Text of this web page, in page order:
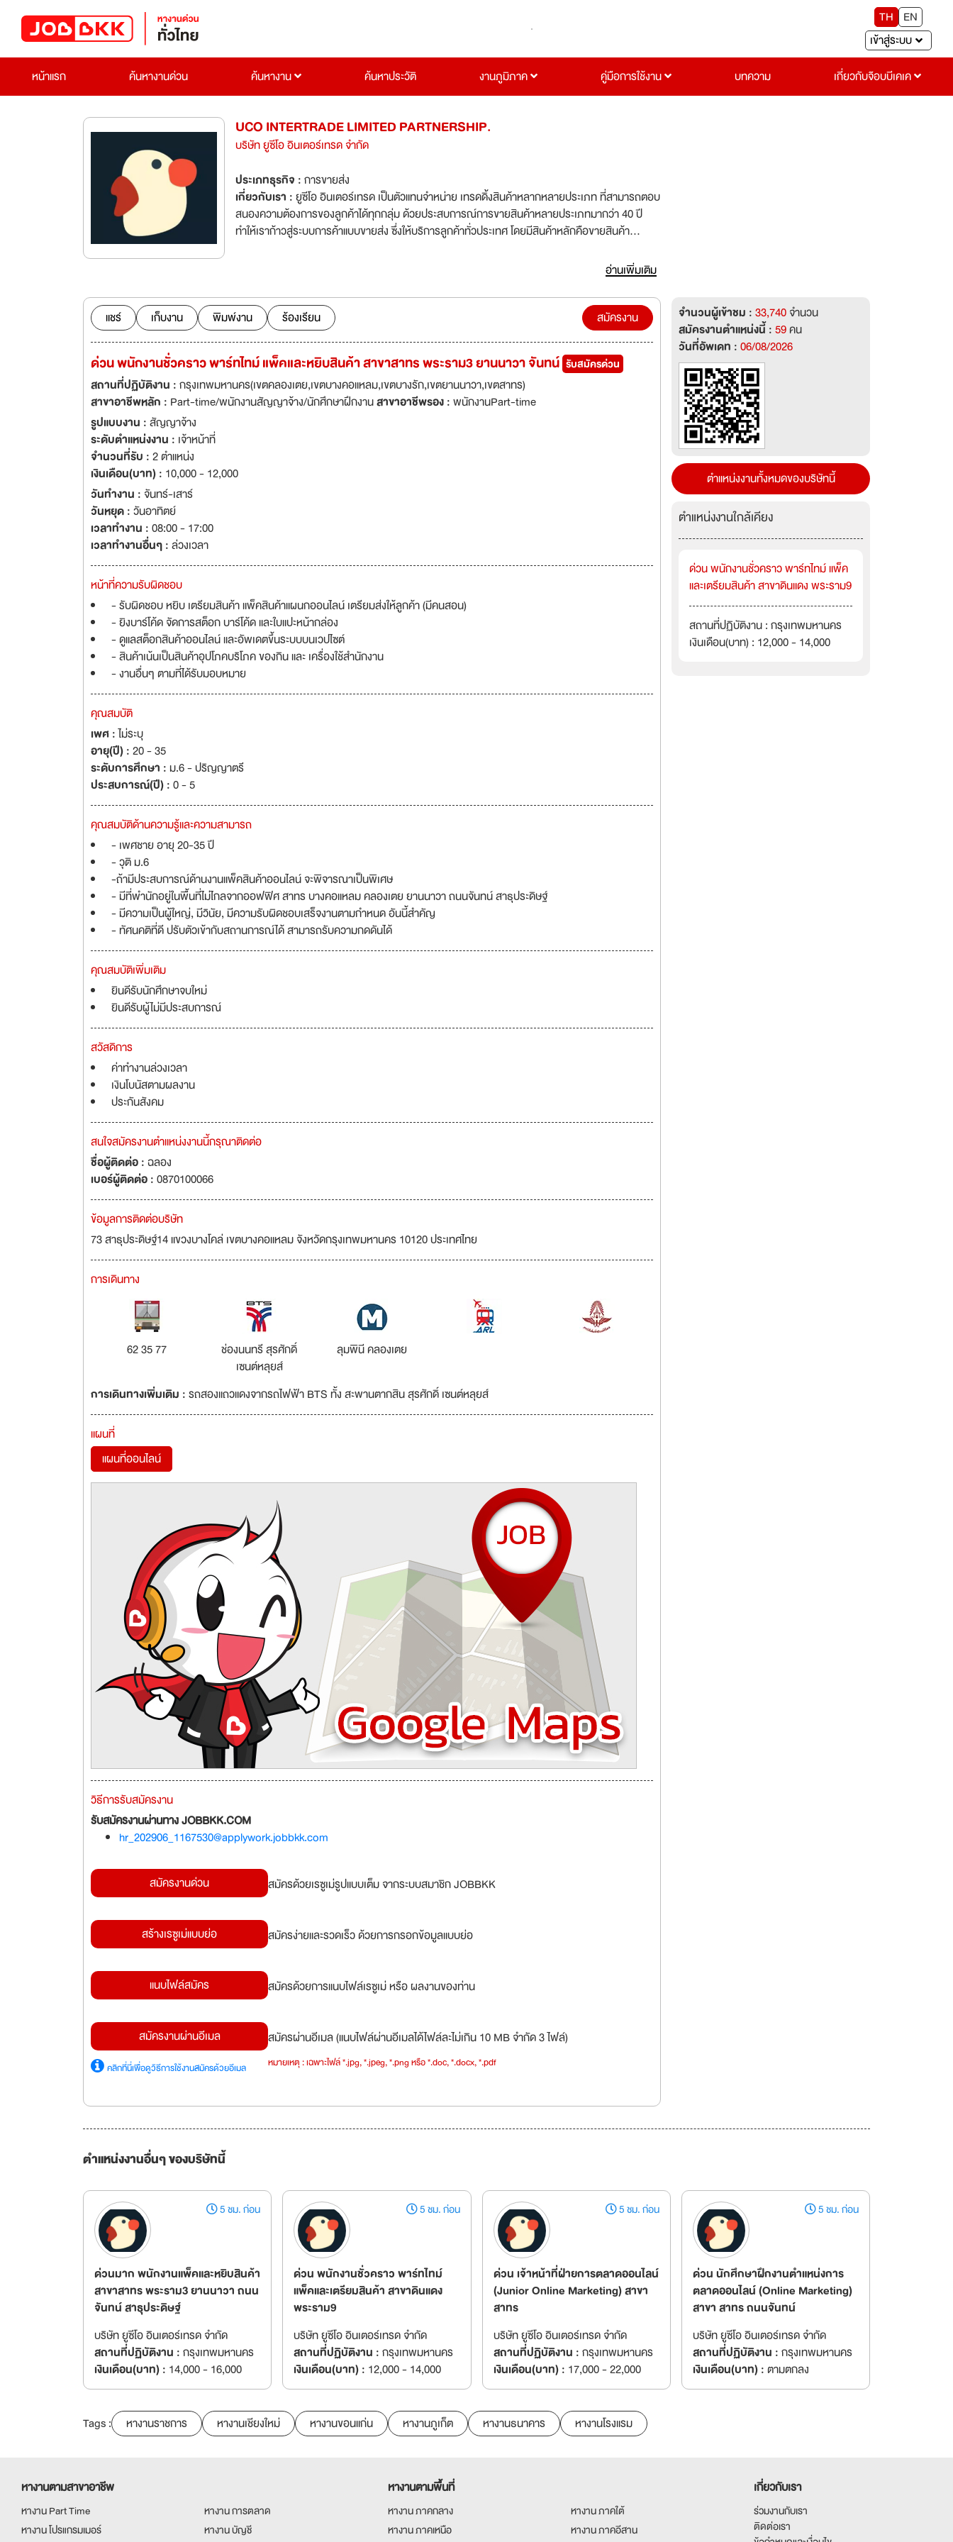
TH
EN
เข้าสู่ระบบ
หน้าแรก
ค้นหางานด่วน ค้นหางาน ค้นหาประวัติ งานภูมิภาค คู่มือการใช้งาน บทความ เกี่ยวกับจ๊อบบีเคเค
UCO INTERTRADE LIMITED PARTNERSHIP.
บริษัท ยูซีโอ อินเตอร์เทรด จำกัด
ประเภทธุรกิจ :การขายส่ง
เกี่ยวกับเรา :ยูซีโอ อินเตอร์เทรด เป็นตัวแทนจำหน่าย เทรดดิ้งสินค้าหลากหลายประเภท ที่สามารถตอบ
สนองความต้องการของลูกค้าได้ทุกกลุ่ม ด้วยประสบการณ์การขายสินค้าหลายประเภทมากว่า 40 ปี
ทำให้เราก้าวสู่ระบบการค้าแบบขายส่ง ซึ่งให้บริการลูกค้าทั่วประเทศ โดยมีสินค้าหลักคือขายสินค้า
อ่านเพิ่มเติม
แชร์ เก็บงาน พิมพ์งาน ร้องเรียน สมัครงาน
ด่วน พนักงานชั่วคราว พาร์ทไทม์ แพ็คและหยิบสินค้า สาขาสาทร พระราม3 ยานนาวา จันทน์ รับสมัครด่วน
สถานที่ปฏิบัติงาน :กรุงเทพมหานคร(เขตคลองเตย,เขตบางคอแหลม,เขตบางรัก,เขตยานนาวา,เขตสาทร)
สาขาอาชีพหลัก : Part-time/พนักงานสัญญาจ้าง/นักศึกษาฝึกงานสาขาอาชีพรอง :พนักงานPart-time
รูปแบบงาน :สัญญาจ้าง
ระดับตำแหน่งงาน : เจ้าหน้าที่
จำนวนที่รับ :2 ตำแหน่ง
เงินเดือน(บาท) : 10,000 - 12,000
วันทำงาน : จันทร์-เสาร์
วันหยุด :วันอาทิตย์
เวลาทำงาน :08:00 - 17:00
เวลาทำงานอื่นๆ :ล่วงเวลา
หน้าที่ความรับผิดชอบ
- รับผิดชอบ หยิบ เตรียมสินค้า แพ็คสินค้าแผนกออนไลน์ เตรียมส่งให้ลูกค้า (มีคนสอน)
- ยิงบาร์โค้ด จัดการสต็อก บาร์โค้ด และใบแปะหน้ากล่อง
- ดูแลสต็อกสินค้าออนไลน์ และอัพเดตขึ้นระบบบนเวปไซต์
- สินค้าเน้นเป็นสินค้าอุปโภคบริโภค ของกิน และ เครื่องใช้สำนักงาน
- งานอื่นๆ ตามที่ได้รับมอบหมาย
คุณสมบัติ
เพศ :ไม่ระบุ
อายุ(ปี) :20 - 35
ระดับการศึกษา : ม.6 - ปริญญาตรี
ประสบการณ์(ปี) :0 - 5
คุณสมบัติด้านความรู้และความสามารถ
- เพศชาย อายุ 20-35 ปี
- วุติ ม.6
-ถ้ามีประสบการณ์ด้านงานแพ็คสินค้าออนไลน์ จะพิจารณาเป็นพิเศษ
- มีที่พำนักอยู่ในพื้นที่ไม่ไกลจากออฟฟิศ สาทร บางคอแหลม คลองเตย ยานนาวา ถนนจันทน์ สาธุประดิษฐ์
- มีความเป็นผู้ใหญ่, มีวินัย, มีความรับผิดชอบเสร็จงานตามกำหนด อันนี้สำคัญ
- ทัศนคติที่ดี ปรับตัวเข้ากับสถานการณ์ได้ สามารถรับความกดดันได้
คุณสมบัติเพิ่มเติม
ยินดีรับนักศึกษาจบใหม่
ยินดีรับผู้ไม่มีประสบการณ์
สวัสดิการ
ค่าทำงานล่วงเวลา
เงินโบนัสตามผลงาน
ประกันสังคม
สนใจสมัครงานตำแหน่งงานนี้กรุณาติดต่อ
ชื่อผู้ติดต่อ :ฉลอง
เบอร์ผู้ติดต่อ :0870100066
ข้อมูลการติดต่อบริษัท
73 สาธุประดิษฐ์14 แขวงบางโคล่ เขตบางคอแหลม จังหวัดกรุงเทพมหานคร 10120 ประเทศไทย
การเดินทาง
62 35 77
ช่องนนทรี สุรศักดิ์
เซนต์หลุยส์
ลุมพินี คลองเตย
การเดินทางเพิ่มเติม :รถสองแถวแดงจากรถไฟฟ้า BTS ทั้ง สะพานตากสิน สุรศักดิ์ เซนต์หลุยส์
แผนที่
แผนที่ออนไลน์
วิธีการรับสมัครงาน
รับสมัครงานผ่านทาง JOBBKK.COM
hr_202906_1167530@applywork.jobbkk.com
สมัครงานด่วน สมัครด้วยเรซูเม่รูปแบบเต็ม จากระบบสมาชิก JOBBKK
สร้างเรซูเม่แบบย่อ สมัครง่ายและรวดเร็ว ด้วยการกรอกข้อมูลแบบย่อ
แนบไฟล์สมัคร สมัครด้วยการแนบไฟล์เรซูเม่ หรือ ผลงานของท่าน
สมัครงานผ่านอีเมล
คลิกที่นี่เพื่อดูวิธีการใช้งานสมัครด้วยอีเมล
สมัครผ่านอีเมล (แนบไฟล์ผ่านอีเมลได้ไฟล์ละไม่เกิน 10 MB จำกัด 3 ไฟล์)
หมายเหตุ : เฉพาะไฟล์ *.jpg, *.jpeg, *.png หรือ *.doc, *.docx, *.pdf
จำนวนผู้เข้าชม :33,740จำนวน
สมัครงานตำแหน่งนี้ :59คน
วันที่อัพเดท :06/08/2026
ตำแหน่งงานทั้งหมดของบริษัทนี้
ตำแหน่งงานใกล้เคียง
ด่วน พนักงานชั่วคราว พาร์ทไทม์ แพ็ค
และเตรียมสินค้า สาขาดินแดง พระราม9
สถานที่ปฏิบัติงาน : กรุงเทพมหานคร
เงินเดือน(บาท) : 12,000 - 14,000
ตำแหน่งงานอื่นๆ ของบริษัทนี้
5 ชม. ก่อน
ด่วนมาก พนักงานแพ็คและหยิบสินค้า
สาขาสาทร พระราม3 ยานนาวา ถนน
จันทน์ สาธุประดิษฐ์
บริษัท ยูซีโอ อินเตอร์เทรด จำกัด
สถานที่ปฏิบัติงาน :กรุงเทพมหานคร
เงินเดือน(บาท) : 14,000 - 16,000
5 ชม. ก่อน
ด่วน พนักงานชั่วคราว พาร์ทไทม์
แพ็คและเตรียมสินค้า สาขาดินแดง
พระราม9
บริษัท ยูซีโอ อินเตอร์เทรด จำกัด
สถานที่ปฏิบัติงาน :กรุงเทพมหานคร
เงินเดือน(บาท) : 12,000 - 14,000
5 ชม. ก่อน
ด่วน เจ้าหน้าที่ฝ่ายการตลาดออนไลน์
(Junior Online Marketing) สาขา
สาทร
บริษัท ยูซีโอ อินเตอร์เทรด จำกัด
สถานที่ปฏิบัติงาน :กรุงเทพมหานคร
เงินเดือน(บาท) : 17,000 - 22,000
5 ชม. ก่อน
ด่วน นักศึกษาฝึกงานตำแหน่งการ
ตลาดออนไลน์ (Online Marketing)
สาขา สาทร ถนนจันทน์
บริษัท ยูซีโอ อินเตอร์เทรด จำกัด
สถานที่ปฏิบัติงาน :กรุงเทพมหานคร
เงินเดือน(บาท) :ตามตกลง
Tags : หางานราชการ หางานเชียงใหม่ หางานขอนแก่น หางานภูเก็ต หางานธนาคาร หางานโรงแรม
หางานตามสาขาอาชีพ
หางาน Part Time
หางาน การตลาด
หางาน โปรแกรมเมอร์
หางาน บัญชี
หางานตามพื้นที่
หางาน ภาคกลาง
หางาน ภาคใต้
หางาน ภาคเหนือ
หางาน ภาคอีสาน
เกี่ยวกับเรา
ร่วมงานกับเรา
ติดต่อเรา